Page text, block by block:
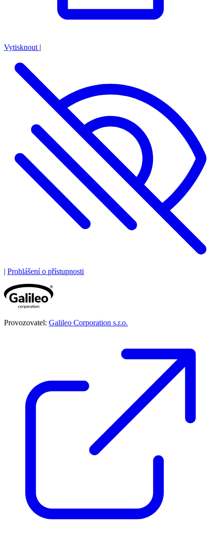
Vytisknout |
| Prohlášení o přístupnosti
Provozovatel: Galileo Corporation s.r.o.